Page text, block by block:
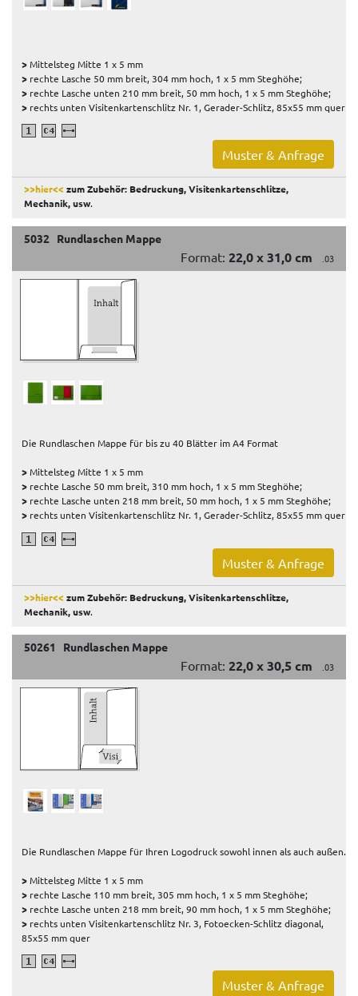
>Mittelsteg Mitte 1 x 5 mm
> rechte Lasche 50 mm breit, 304 mm hoch, 1 x 5 mm Steghöhe;
> rechte Lasche unten 210 mm breit, 50 mm hoch, 1 x 5 mm Steghöhe;
> rechts unten Visitenkartenschlitz Nr. 1, Gerader-Schlitz, 85x55 mm quer
Muster & Anfrage
>>hier<<zum Zubehör: Bedruckung, Visitenkartenschlitze,
Mechanik, usw.
5032 Rundlaschen Mappe
Format: 22,0 x 31,0 cm .03
Die Rundlaschen Mappe für bis zu 40 Blätter im A4 Format
>Mittelsteg Mitte 1 x 5 mm
> rechte Lasche 50 mm breit, 310 mm hoch, 1 x 5 mm Steghöhe;
> rechte Lasche unten 218 mm breit, 50 mm hoch, 1 x 5 mm Steghöhe;
> rechts unten Visitenkartenschlitz Nr. 1, Gerader-Schlitz, 85x55 mm quer
Muster & Anfrage
>>hier<<zum Zubehör: Bedruckung, Visitenkartenschlitze,
Mechanik, usw.
50261 Rundlaschen Mappe
Format: 22,0 x 30,5 cm .03
Die Rundlaschen Mappe für Ihren Logodruck sowohl innen als auch außen.
>Mittelsteg Mitte 1 x 5 mm
> rechte Lasche 110 mm breit, 305 mm hoch, 1 x 5 mm Steghöhe;
> rechte Lasche unten 218 mm breit, 90 mm hoch, 1 x 5 mm Steghöhe;
> rechts unten Visitenkartenschlitz Nr. 3, Fotoecken-Schlitz diagonal,
85x55 mm quer
Muster & Anfrage